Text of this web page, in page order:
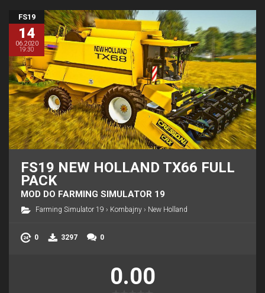
FS19
14
06.2020
19:30
FS19 NEW HOLLAND TX66 FULL
PACK
MOD DO FARMING SIMULATOR 19
Farming Simulator 19 › Kombajny › New Holland
0 3297 0
0.00